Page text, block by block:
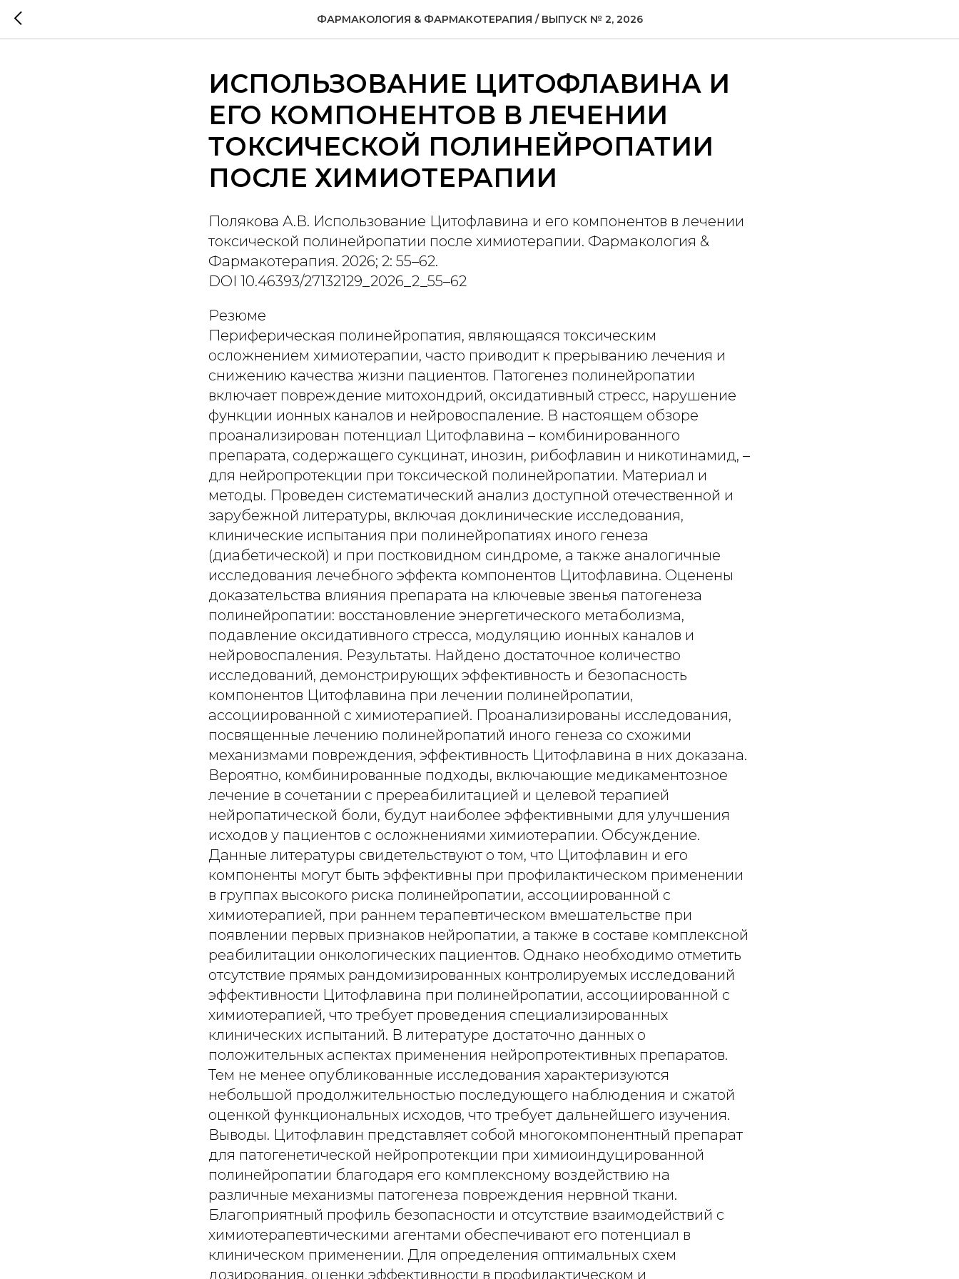
ФАРМАКОЛОГИЯ & ФАРМАКОТЕРАПИЯ / ВЫПУСК № 2, 2026
ИСПОЛЬЗОВАНИЕ ЦИТОФЛАВИНА И
ЕГО КОМПОНЕНТОВ В ЛЕЧЕНИИ
ТОКСИЧЕСКОЙ ПОЛИНЕЙРОПАТИИ
ПОСЛЕ ХИМИОТЕРАПИИ
Полякова А.В. Использование Цитофлавина и его компонентов в лечении
токсической полинейропатии после химиотерапии. Фармакология &
Фармакотерапия. 2026; 2: 55–62.
DOI 10.46393/27132129_2026_2_55–62
Резюме
Периферическая полинейропатия, являющаяся токсическим
осложнением химиотерапии, часто приводит к прерыванию лечения и
снижению качества жизни пациентов. Патогенез полинейропатии
включает повреждение митохондрий, оксидативный стресс, нарушение
функции ионных каналов и нейровоспаление. В настоящем обзоре
проанализирован потенциал Цитофлавина – комбинированного
препарата, содержащего сукцинат, инозин, рибофлавин и никотинамид, –
для нейропротекции при токсической полинейропатии. Материал и
методы. Проведен систематический анализ доступной отечественной и
зарубежной литературы, включая доклинические исследования,
клинические испытания при полинейропатиях иного генеза
(диабетической) и при постковидном синдроме, а также аналогичные
исследования лечебного эффекта компонентов Цитофлавина. Оценены
доказательства влияния препарата на ключевые звенья патогенеза
полинейропатии: восстановление энергетического метаболизма,
подавление оксидативного стресса, модуляцию ионных каналов и
нейровоспаления. Результаты. Найдено достаточное количество
исследований, демонстрирующих эффективность и безопасность
компонентов Цитофлавина при лечении полинейропатии,
ассоциированной с химиотерапией. Проанализированы исследования,
посвященные лечению полинейропатий иного генеза со схожими
механизмами повреждения, эффективность Цитофлавина в них доказана.
Вероятно, комбинированные подходы, включающие медикаментозное
лечение в сочетании с пререабилитацией и целевой терапией
нейропатической боли, будут наиболее эффективными для улучшения
исходов у пациентов с осложнениями химиотерапии. Обсуждение.
Данные литературы свидетельствуют о том, что Цитофлавин и его
компоненты могут быть эффективны при профилактическом применении
в группах высокого риска полинейропатии, ассоциированной с
химиотерапией, при раннем терапевтическом вмешательстве при
появлении первых признаков нейропатии, а также в составе комплексной
реабилитации онкологических пациентов. Однако необходимо отметить
отсутствие прямых рандомизированных контролируемых исследований
эффективности Цитофлавина при полинейропатии, ассоциированной с
химиотерапией, что требует проведения специализированных
клинических испытаний. В литературе достаточно данных о
положительных аспектах применения нейропротективных препаратов.
Тем не менее опубликованные исследования характеризуются
небольшой продолжительностью последующего наблюдения и сжатой
оценкой функциональных исходов, что требует дальнейшего изучения.
Выводы. Цитофлавин представляет собой многокомпонентный препарат
для патогенетической нейропротекции при химиоиндуцированной
полинейропатии благодаря его комплексному воздействию на
различные механизмы патогенеза повреждения нервной ткани.
Благоприятный профиль безопасности и отсутствие взаимодействий с
химиотерапевтическими агентами обеспечивают его потенциал в
клиническом применении. Для определения оптимальных схем
дозирования, оценки эффективности в профилактическом и